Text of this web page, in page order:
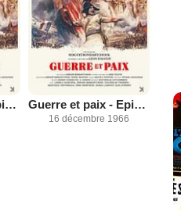
Guerre et paix - Episode 2: Natacha Rostova Guerre et paix - Episodes 3 et 4 : 1812 et Pierre Bezoukhov
16 décembre 1966